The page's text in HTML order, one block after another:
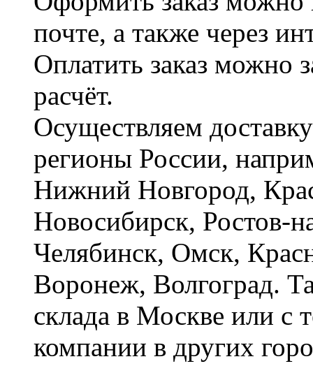
почте, а также через
Оплатить заказ можно
расчёт.
Осуществляем
регионы России,
Нижний Новгород,
Новосибирск, Ростов-
Челябинск, Омск,
Воронеж, Волгоград.
склада в Москве или с
компании в других